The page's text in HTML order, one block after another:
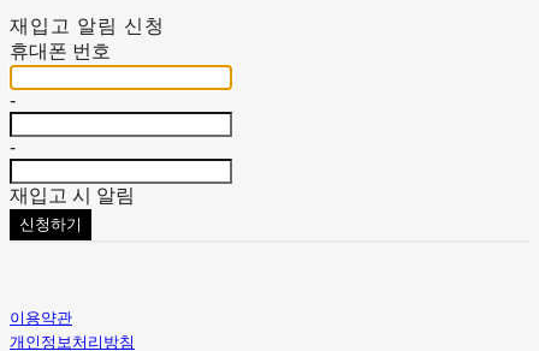
재입고 알림 신청
휴대폰 번호
-
-
재입고 시 알림
신청하기
이용약관
개인정보처리방침